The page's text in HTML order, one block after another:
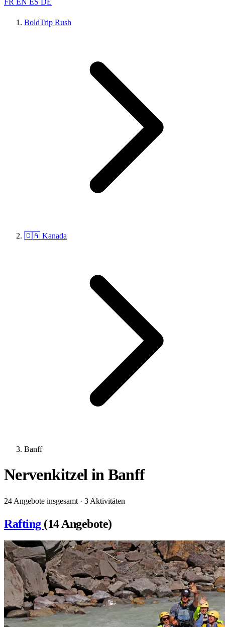
FR EN ES DE
BoldTrip Rush
🇨🇦 Kanada
Banff
Nervenkitzel in Banff
24 Angebote insgesamt · 3 Aktivitäten
Rafting (14 Angebote)